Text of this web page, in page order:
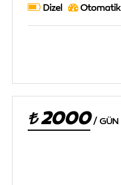
Dizel Otomatik
2000 / GÜN